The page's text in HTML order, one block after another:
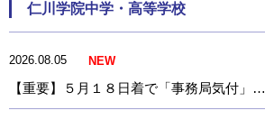
仁川学院中学・高等学校
2026.08.05 NEW
【重要】５月１８日着で「事務局気付」…